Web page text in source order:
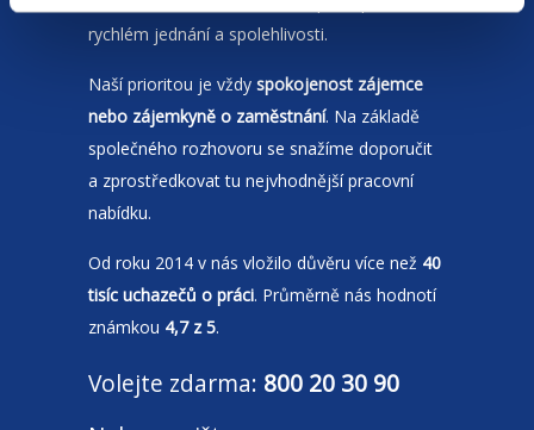
rychlém jednání a spolehlivosti.
Naší prioritou je vždy spokojenost zájemce
nebo zájemkyně o zaměstnání. Na základě
společného rozhovoru se snažíme doporučit
a zprostředkovat tu nejvhodnější pracovní
nabídku.
Od roku 2014 v nás vložilo důvěru více než 40
tisíc uchazečů o práci. Průměrně nás hodnotí
známkou 4,7 z 5.
Volejte zdarma: 800 20 30 90